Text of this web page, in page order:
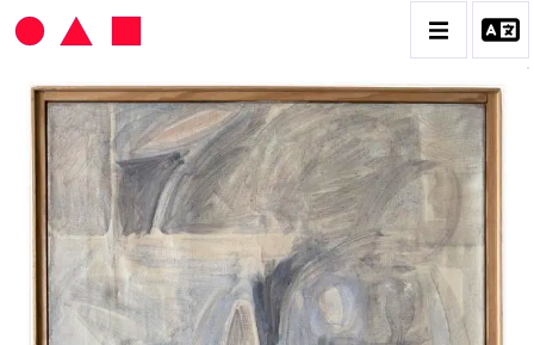
HANS SEILER
BIOGRAPHIE
CATALOGUE DES OEUVRES